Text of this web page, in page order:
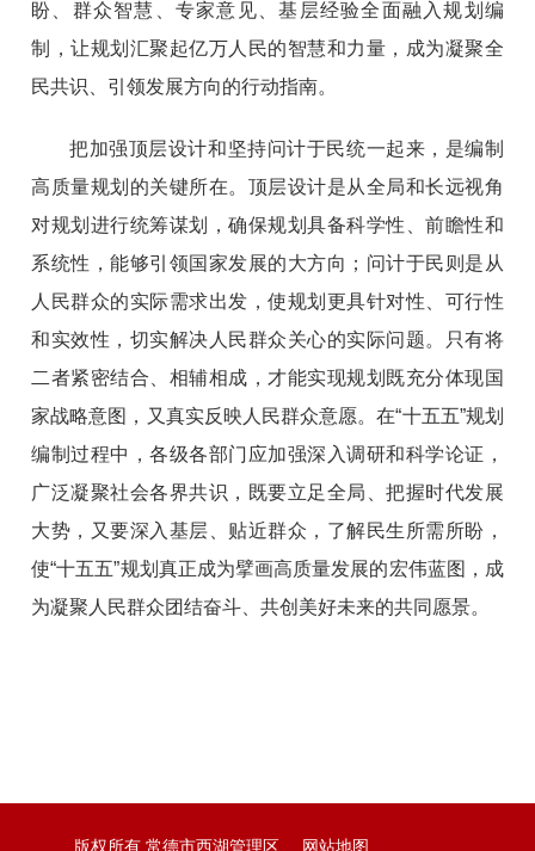
盼、群众智慧、专家意见、基层经验全面融入规划编
制，让规划汇聚起亿万人民的智慧和力量，成为凝聚全
民共识、引领发展方向的行动指南。
把加强顶层设计和坚持问计于民统一起来，是编制
高质量规划的关键所在。顶层设计是从全局和长远视角
对规划进行统筹谋划，确保规划具备科学性、前瞻性和
系统性，能够引领国家发展的大方向；问计于民则是从
人民群众的实际需求出发，使规划更具针对性、可行性
和实效性，切实解决人民群众关心的实际问题。只有将
二者紧密结合、相辅相成，才能实现规划既充分体现国
家战略意图，又真实反映人民群众意愿。在“十五五”规划
编制过程中，各级各部门应加强深入调研和科学论证，
广泛凝聚社会各界共识，既要立足全局、把握时代发展
大势，又要深入基层、贴近群众，了解民生所需所盼，
使“十五五”规划真正成为擘画高质量发展的宏伟蓝图，成
为凝聚人民群众团结奋斗、共创美好未来的共同愿景。
版权所有 常德市西湖管理区 网站地图